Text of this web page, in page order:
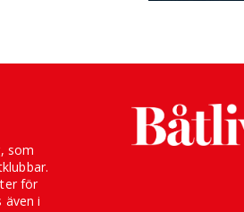
som
för
även i